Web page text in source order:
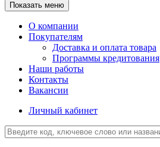
Показать меню
О компании
Покупателям
Доставка и оплата товара
Программы кредитования
Наши работы
Контакты
Вакансии
Личный кабинет